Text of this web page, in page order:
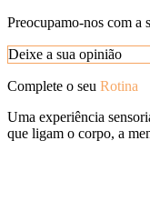
Preocupamo-nos com a
Deixe a sua opinião
Complete o seu Rotina
Uma experiência
que ligam o corpo, a